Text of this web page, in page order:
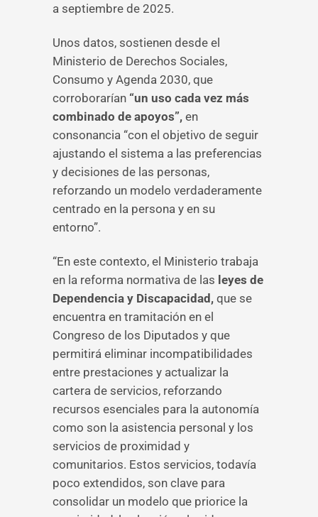
a septiembre de 2025.
Unos datos, sostienen desde el
Ministerio de Derechos Sociales,
Consumo y Agenda 2030, que
corroborarían “un uso cada vez más
combinado de apoyos”, en
consonancia “con el objetivo de seguir
ajustando el sistema a las preferencias
y decisiones de las personas,
reforzando un modelo verdaderamente
centrado en la persona y en su
entorno”.
“En este contexto, el Ministerio trabaja
en la reforma normativa de las leyes de
Dependencia y Discapacidad, que se
encuentra en tramitación en el
Congreso de los Diputados y que
permitirá eliminar incompatibilidades
entre prestaciones y actualizar la
cartera de servicios, reforzando
recursos esenciales para la autonomía
como son la asistencia personal y los
servicios de proximidad y
comunitarios. Estos servicios, todavía
poco extendidos, son clave para
consolidar un modelo que priorice la